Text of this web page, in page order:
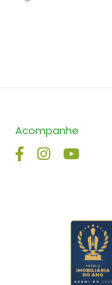
Acompanhe